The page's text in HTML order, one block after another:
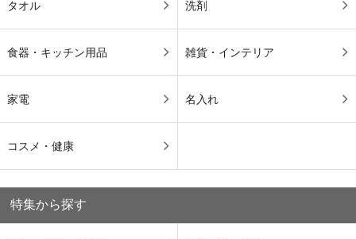
タオル 洗剤
食器・キッチン用品 雑貨・インテリア
家電 名入れ
コスメ・健康
特集から探す